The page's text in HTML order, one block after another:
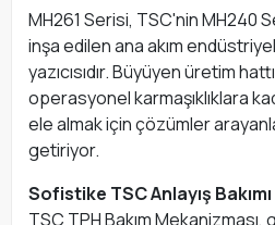
MH261 Serisi, TSC'nin MH240
inşa edilen ana akım
yazıcısıdır. Büyüyen üretim
operasyonel karmaşıklıklara
ele almak için çözümler
getiriyor.
Sofistike TSC Anlayış Bakımı
TSC TPH Bakım Mekanizması,